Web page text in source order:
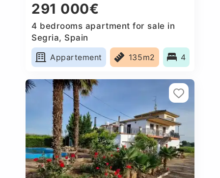
291 000€
4 bedrooms apartment for sale in
Segria, Spain
Appartement
135m2 4